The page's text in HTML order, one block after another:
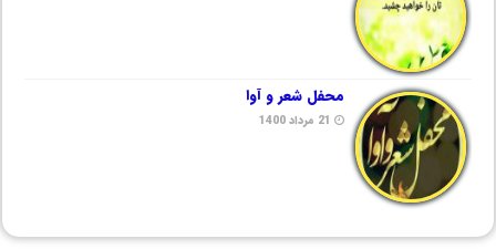
محفل شعر و آوا
21 مرداد 1400